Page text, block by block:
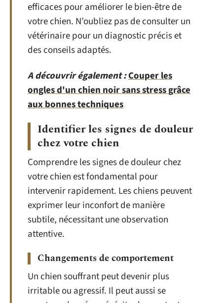
efficaces pour améliorer le bien-être de
votre chien. N’oubliez pas de consulter un
vétérinaire pour un diagnostic précis et
des conseils adaptés.
A découvrir également :Couper les
ongles d'un chien noir sans stress grâce
aux bonnes techniques
Identifier les signes de douleur
chez votre chien
Comprendre les signes de douleur chez
votre chien est fondamental pour
intervenir rapidement. Les chiens peuvent
exprimer leur inconfort de manière
subtile, nécessitant une observation
attentive.
Changements de comportement
Un chien souffrant peut devenir plus
irritable ou agressif. Il peut aussi se